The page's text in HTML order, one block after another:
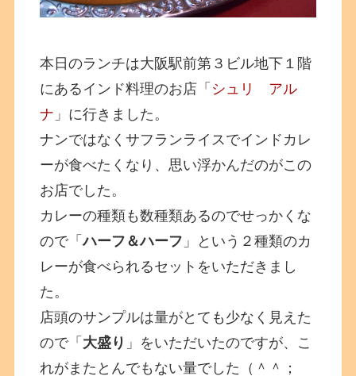
本日のランチは大阪駅前第３ビル地下１階
にあるインド料理のお店「 シュリ アル
ナ 」に行きました。
ナンではなくサフランライスでインドカレ
ーが食べたくなり、思い浮かんだのがこの
お店でした。
カレーの種類も数種類あるのでせっかくな
ので「ハーフ＆ハーフ 」という２種類のカ
レーが食べられるセットをいただきまし
た。
店頭のサンプルは量がとても少なく見えた
ので「 大盛り 」をいただいたのですが、こ
れがまたとんでもない量でした（＾＾；